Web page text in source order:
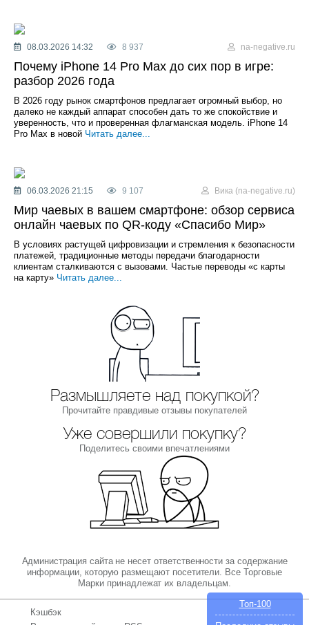
08.03.2026 14:32 8 937 na-negative.ru
Почему iPhone 14 Pro Max до сих пор в игре:
разбор 2026 года
В 2026 году рынок смартфонов предлагает огромный выбор, но
далеко не каждый аппарат способен дать то же спокойствие и
уверенность, что и проверенная флагманская модель. iPhone 14
Pro Max в новой Читать далее...
06.03.2026 21:15 9 107 Вика (na-negative.ru)
Мир чаевых в вашем смартфоне: обзор сервиса
онлайн чаевых по QR-коду «Спасибо Мир»
В условиях растущей цифровизации и стремления к безопасности
платежей, традиционные методы передачи благодарности
клиентам сталкиваются с вызовами. Частые переводы «с карты
на карту» Читать далее...
Размышляете над покупкой?
Прочитайте правдивые отзывы покупателей
Уже совершили покупку?
Поделитесь своими впечатлениями
Администрация сайта не несет ответственности за содержание
информации, которую размещают посетители. Все Торговые
Марки принадлежат их владельцам.
Кэшбэк
Топ-100